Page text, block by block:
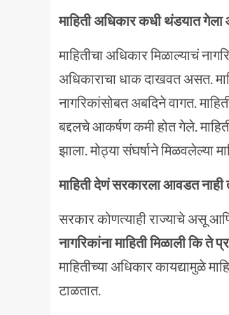
माहिती अधिकार कधी थंडयात
माहितीचा अधिकार मिळाल्याचं
अधिकाराचा धाक दाखवत असत.
नागरिकांसोबत अबदिने वागत.
बद्दलचे आकर्षण कमी होत गेले.
झाला. मोठ्या संघर्षाने
माहिती देणं सरकारला आवडत नाही
सरकार कोणत्याही राज्याचे असू
नागरिकांना माहिती मिळाली कि ते
माहितीच्या अधिकार कायद्यामुळे
टाळतात.